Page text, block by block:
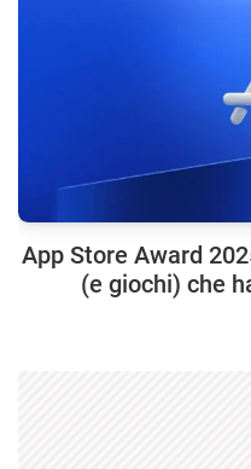
App Store Award
(e giochi) che